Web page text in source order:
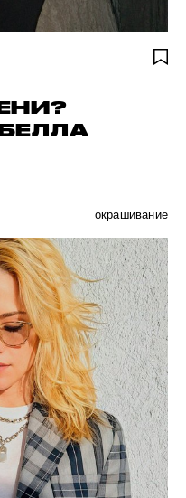
окрашивание